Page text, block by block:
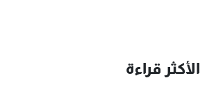
الأكثر قراءة